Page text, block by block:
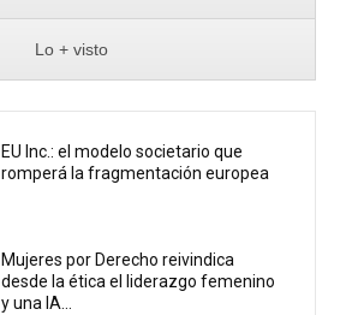
Lo + visto
EU Inc.: el modelo societario que
romperá la fragmentación europea
Mujeres por Derecho reivindica
desde la ética el liderazgo femenino
y una IA...